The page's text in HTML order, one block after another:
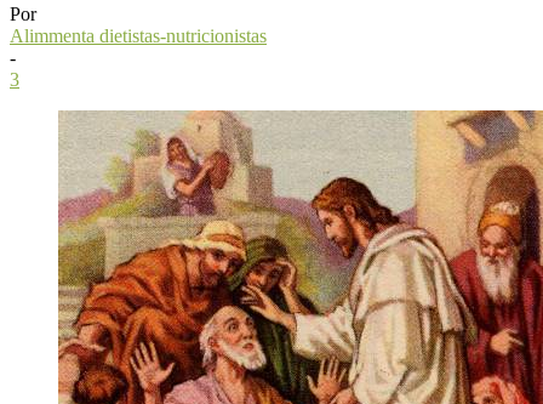
Por
Alimmenta dietistas-nutricionistas
-
3